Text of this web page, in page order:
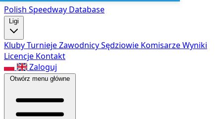
Polish Speedway Database
Ligi
KlubyTurniejeZawodnicySędziowie KomisarzeWyniki
Licencje Kontakt
Zaloguj
Otwórz menu główne